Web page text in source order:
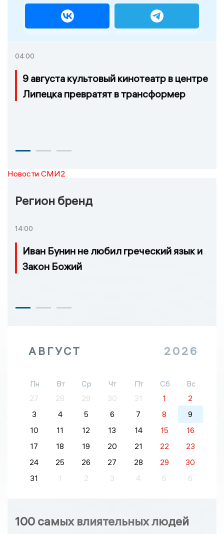
04:00
9 августа культовый кинотеатр в центре
Липецка превратят в трансформер
Новости СМИ2
Регион бренд
14:00
Иван Бунин не любил греческий язык и
Закон Божий
АВГУСТ 2026
Пн Вт Ср Чт Пт Сб
Вс
27
28 29 30 31 1
2
3
4 5 6 7 8
9
10
11 12 13 14 15
16
17
18 19 20 21 22
23
24
25 26 27 28 29
30
31
1 2 3 4 5 6
100 самых влиятельных людей